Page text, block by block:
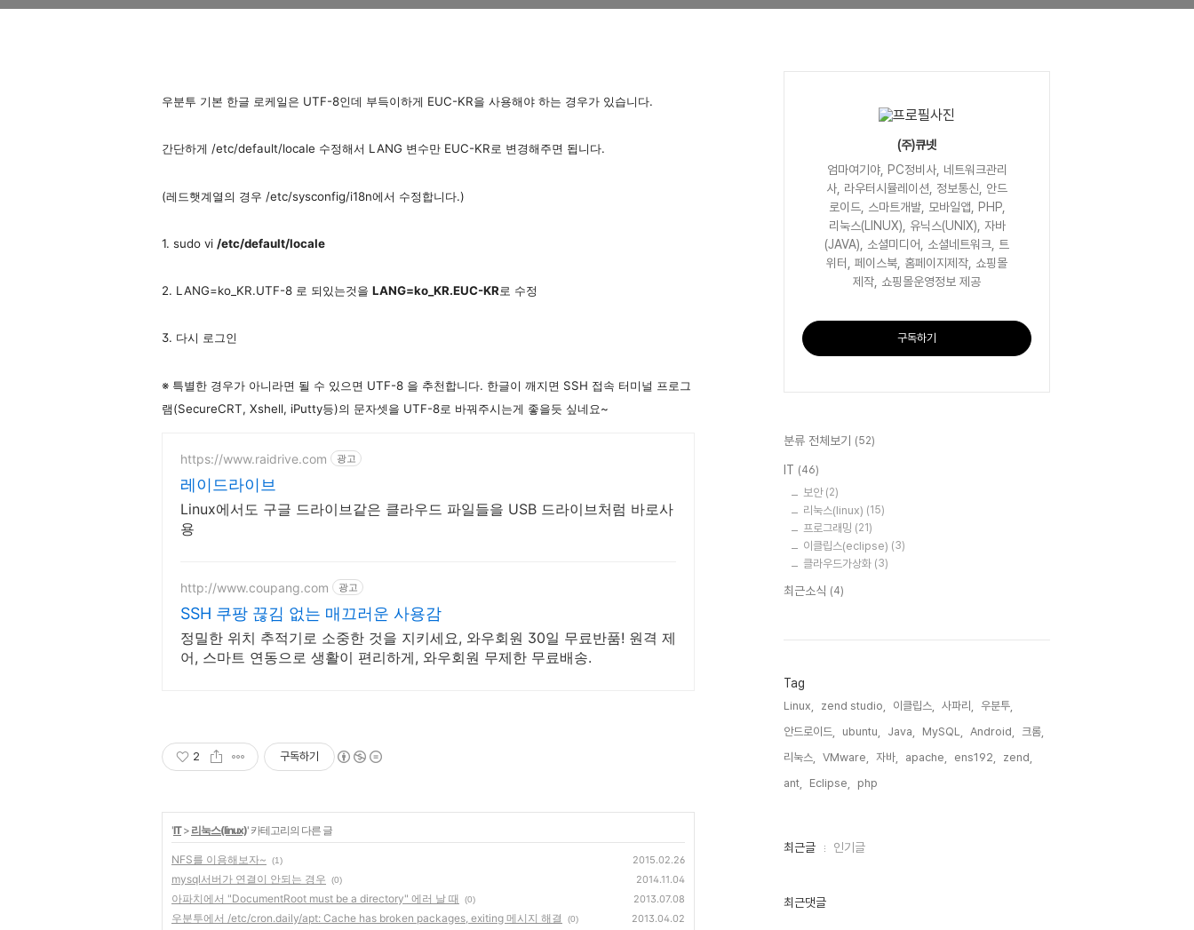
우분투 기본 한글 로케일은 UTF-8인데 부득이하게 EUC-KR을 사용해야 하는 경우가 있습니다.
간단하게 /etc/default/locale 수정해서 LANG 변수만 EUC-KR로 변경해주면 됩니다.
(레드햇계열의 경우 /etc/sysconfig/i18n에서 수정합니다.)
1. sudo vi /etc/default/locale
2. LANG=ko_KR.UTF-8 로 되있는것을 LANG=ko_KR.EUC-KR로 수정
3. 다시 로그인
※ 특별한 경우가 아니라면 될 수 있으면 UTF-8 을 추천합니다. 한글이 깨지면 SSH 접속 터미널 프로그
램(SecureCRT, Xshell, iPutty등)의 문자셋을 UTF-8로 바꿔주시는게 좋을듯 싶네요~
https://www.raidrive.com 광고
레이드라이브
Linux에서도 구글 드라이브같은 클라우드 파일들을 USB 드라이브처럼 바로사
용
http://www.coupang.com 광고
SSH 쿠팡 끊김 없는 매끄러운 사용감
정밀한 위치 추적기로 소중한 것을 지키세요, 와우회원 30일 무료반품! 원격 제
어, 스마트 연동으로 생활이 편리하게, 와우회원 무제한 무료배송.
2 구독하기
'IT> 리눅스(linux)' 카테고리의 다른 글
NFS를 이용해보자~ (1) 2015.02.26
mysql서버가 연결이 안되는 경우 (0) 2014.11.04
아파치에서 "DocumentRoot must be a directory" 에러 날 때 (0) 2013.07.08
우분투에서 /etc/cron.daily/apt: Cache has broken packages, exiting 메시지 해결 (0) 2013.04.02
(주)큐넷
엄마여기야, PC정비사, 네트워크관리
사, 라우터시뮬레이션, 정보통신, 안드
로이드, 스마트개발, 모바일앱, PHP,
리눅스(LINUX), 유닉스(UNIX), 자바
(JAVA), 소셜미디어, 소셜네트워크, 트
위터, 페이스북, 홈페이지제작, 쇼핑몰
제작, 쇼핑몰운영정보 제공
구독하기
분류 전체보기 (52)
IT (46)
보안 (2)
리눅스(linux) (15)
프로그래밍 (21)
이클립스(eclipse) (3)
클라우드가상화 (3)
최근소식 (4)
Tag
Linux, zend studio, 이클립스, 사파리,
우분투,
안드로이드,
ubuntu, Java, MySQL, Android,
크롬,
리눅스,
VMware, 자바, apache, ens192,
zend,
ant,
Eclipse, php,
최
인
최근글 인기글
최근댓글